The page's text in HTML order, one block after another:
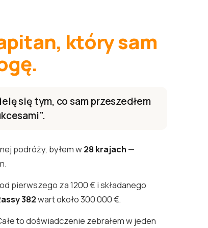
który sam
się tym, co sam przeszedłem
podróży, byłem w28 krajach—
pierwszego za 1200 € i składanego
382wart około 300 000 €.
to doświadczenie zebrałem w jeden